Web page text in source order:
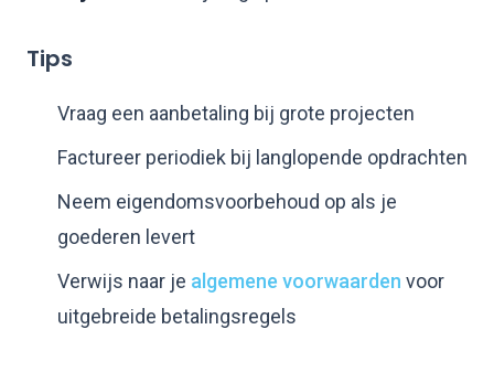
Tips
Vraag een aanbetaling bij grote projecten
Factureer periodiek bij langlopende opdrachten
Neem eigendomsvoorbehoud op als je
goederen levert
Verwijs naar je algemene voorwaarden voor
uitgebreide betalingsregels